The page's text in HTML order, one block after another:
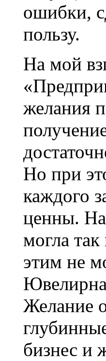
ошибки,
пользу.
На мой
желания
Но при
каждого
ценны.
могла
этим не
Желание
бизнес и